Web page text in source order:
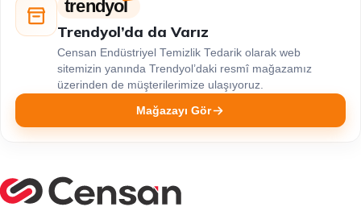
trendyol
Trendyol’da da Varız
Censan Endüstriyel Temizlik Tedarik olarak web
sitemizin yanında Trendyol’daki resmî mağazamız
üzerinden de müşterilerimize ulaşıyoruz.
Mağazayı Gör